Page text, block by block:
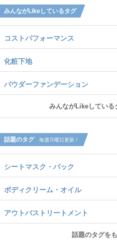
みんながLikeしているタグ
コストパフォーマンス
化粧下地
パウダーファンデーション
みんながLikeしている
話題のタグ 毎週月曜日更新！
シートマスク・パック
ボディクリーム・オイル
アウトバストリートメント
話題のタグを